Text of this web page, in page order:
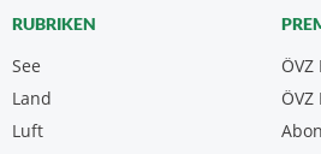
RUBRIKEN
See
Land
Luft
ÖVZ
ÖVZ